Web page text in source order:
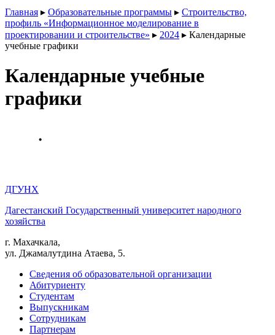
Главная ▸ Образовательные программы ▸ Строительство,
профиль «Информационное моделирование в
проектировании и строительстве» ▸ 2024 ▸ Календарные
учебные графики
Календарные учебные
графики
ДГУНХ
Дагестанский Государственный университет народного
хозяйства
г. Махачкала,
ул. Джамалутдина Атаева, 5.
Сведения об образовательной организации
Абитуриенту
Студентам
Выпускникам
Сотрудникам
Партнерам